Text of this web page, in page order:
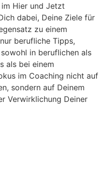
Hier und Jetzt
dabei, Deine Ziele für
zu einem
berufliche Tipps,
in beruflichen als
als bei einem
im Coaching nicht auf
sondern auf Deinem
Verwirklichung Deiner